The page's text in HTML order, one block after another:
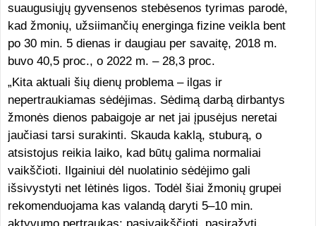
suaugusiųjų gyvensenos stebėsenos tyrimas parodė,
kad žmonių, užsiimančių energinga fizine veikla bent
po 30 min. 5 dienas ir daugiau per savaitę, 2018 m.
buvo 40,5 proc., o 2022 m. – 28,3 proc.
„Kita aktuali šių dienų problema – ilgas ir
nepertraukiamas sėdėjimas. Sėdimą darbą dirbantys
žmonės dienos pabaigoje ar net jai įpusėjus neretai
jaučiasi tarsi surakinti. Skauda kaklą, stuburą, o
atsistojus reikia laiko, kad būtų galima normaliai
vaikščioti. Ilgainiui dėl nuolatinio sėdėjimo gali
išsivystyti net lėtinės ligos. Todėl šiai žmonių grupei
rekomenduojama kas valandą daryti 5–10 min.